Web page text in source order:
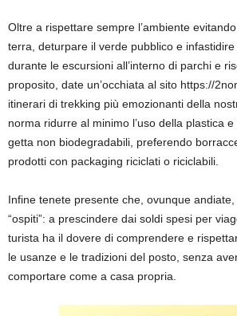
Oltre a rispettare sempre l’ambiente
terra, deturpare il verde pubblico e
durante le escursioni all’interno di parchi e
proposito, date un’occhiata al sito https://
itinerari di trekking più emozionanti della
norma ridurre al minimo l’uso della plastica
getta non biodegradabili, preferendo
prodotti con packaging riciclati o riciclabili.
Infine tenete presente che, ovunque
“ospiti”: a prescindere dai soldi spesi per
turista ha il dovere di comprendere e
le usanze e le tradizioni del posto, senza
comportare come a casa propria.